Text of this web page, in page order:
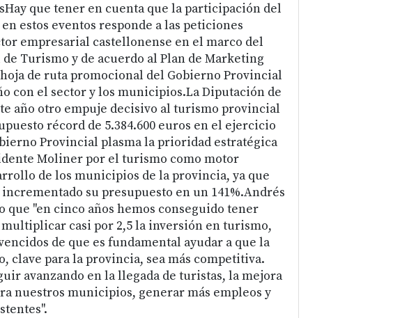
que tener en cuenta que la participación del
estos eventos responde a las peticiones
empresarial castellonense en el marco del
Turismo y de acuerdo al Plan de Marketing
de ruta promocional del Gobierno Provincial
con el sector y los municipios.La Diputación de
año otro empuje decisivo al turismo provincial
récord de 5.384.600 euros en el ejercicio
Provincial plasma la prioridad estratégica
Moliner por el turismo como motor
de los municipios de la provincia, ya que
incrementado su presupuesto en un 141%.Andrés
que "en cinco años hemos conseguido tener
casi por 2,5 la inversión en turismo,
de que es fundamental ayudar a que la
clave para la provincia, sea más competitiva.
avanzando en la llegada de turistas, la mejora
nuestros municipios, generar más empleos y